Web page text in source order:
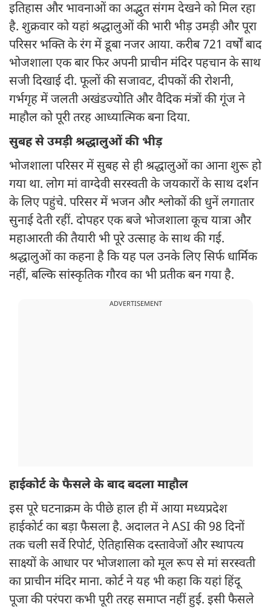
इतिहास और भावनाओं का अद्भुत संगम देखने को मिल रहा
है. शुक्रवार को यहां श्रद्धालुओं की भारी भीड़ उमड़ी और पूरा
परिसर भक्ति के रंग में डूबा नजर आया. करीब 721 वर्षों बाद
भोजशाला एक बार फिर अपनी प्राचीन मंदिर पहचान के साथ
सजी दिखाई दी. फूलों की सजावट, दीपकों की रोशनी,
गर्भगृह में जलती अखंडज्योति और वैदिक मंत्रों की गूंज ने
माहौल को पूरी तरह आध्यात्मिक बना दिया.
सुबह से उमड़ी श्रद्धालुओं की भीड़
भोजशाला परिसर में सुबह से ही श्रद्धालुओं का आना शुरू हो
गया था. लोग मां वाग्देवी सरस्वती के जयकारों के साथ दर्शन
के लिए पहुंचे. परिसर में भजन और श्लोकों की धुनें लगातार
सुनाई देती रहीं. दोपहर एक बजे भोजशाला कूच यात्रा और
महाआरती की तैयारी भी पूरे उत्साह के साथ की गई.
श्रद्धालुओं का कहना है कि यह पल उनके लिए सिर्फ धार्मिक
नहीं, बल्कि सांस्कृतिक गौरव का भी प्रतीक बन गया है.
ADVERTISEMENT
हाईकोर्ट के फैसले के बाद बदला माहौल
इस पूरे घटनाक्रम के पीछे हाल ही में आया मध्यप्रदेश
हाईकोर्ट का बड़ा फैसला है. अदालत ने ASI की 98 दिनों
तक चली सर्वे रिपोर्ट, ऐतिहासिक दस्तावेजों और स्थापत्य
साक्ष्यों के आधार पर भोजशाला को मूल रूप से मां सरस्वती
का प्राचीन मंदिर माना. कोर्ट ने यह भी कहा कि यहां हिंदू
पूजा की परंपरा कभी पूरी तरह समाप्त नहीं हुई. इसी फैसले